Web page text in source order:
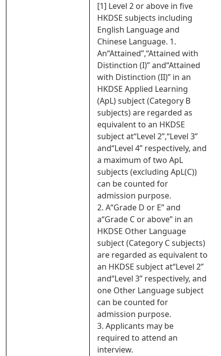
[1] Level 2 or above in five
HKDSE subjects including
English Language and
Chinese Language. 1.
An“Attained”,“Attained with
Distinction (I)” and“Attained
with Distinction (II)” in an
HKDSE Applied Learning
(ApL) subject (Category B
subjects) are regarded as
equivalent to an HKDSE
subject at“Level 2”,“Level 3”
and“Level 4” respectively, and
a maximum of two ApL
subjects (excluding ApL(C))
can be counted for
admission purpose.
2. A“Grade D or E” and
a“Grade C or above” in an
HKDSE Other Language
subject (Category C subjects)
are regarded as equivalent to
an HKDSE subject at“Level 2”
and“Level 3” respectively, and
one Other Language subject
can be counted for
admission purpose.
3. Applicants may be
required to attend an
interview.